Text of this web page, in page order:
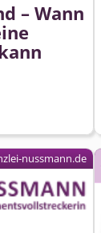
– Wann
nussmann.de